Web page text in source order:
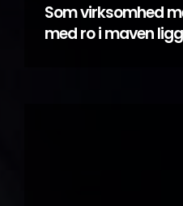
Som virksomhed
med ro i maven